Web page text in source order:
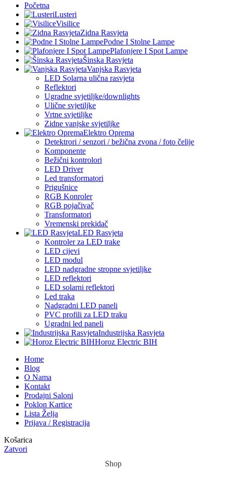
Početna
Lusteri
Visilice
Zidna Rasvjeta
Podne I Stolne Lampe
Plafonjere I Spot Lampe
Šinska Rasvjeta
Vanjska Rasvjeta
LED Solarna ulična rasvjeta
Reflektori
Ugradne svjetiljke/downlights
Ulične svjetiljke
Vrtne svjetiljke
Zidne vanjske svjetiljke
Elektro Oprema
Detektrori / senzori / bežična zvona / foto čelije
Komponente
Bežični kontrolori
LED Driver
Led transformatori
Prigušnice
RGB Konroler
RGB pojačivač
Transformatori
Vremenski prekidač
LED Rasvjeta
Kontroler za LED trake
LED cijevi
LED modul
LED nadgradne stropne svjetiljke
LED reflektori
LED solarni reflektori
Led traka
Nadgradni LED paneli
PVC profili za LED traku
Ugradni led paneli
Industrijska Rasvjeta
Horoz Electric BIH
Home
Blog
O Nama
Kontakt
Prodajni Saloni
Poklon Kartice
Lista Želja
Prijava / Registracija
Košarica
Zatvori
Shop